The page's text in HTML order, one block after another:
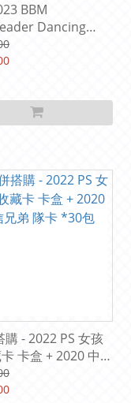
BBM
Dancing
MAI 舞 日本職棒
收藏卡 卡盒
購 - 2022 PS 女孩
卡盒 + 2020 中信
*30包